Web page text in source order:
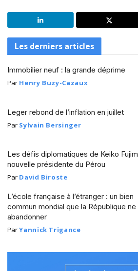
Les derniers articles
Immobilier neuf : la grande déprime
Par Henry Buzy-Cazaux
Leger rebond de l’inflation en juillet
Par Sylvain Bersinger
Les défis diplomatiques de Keiko
nouvelle présidente du Pérou
Par David Biroste
L’école française à l’étranger : un bien
commun mondial que la République
abandonner
ParYannick Trigance